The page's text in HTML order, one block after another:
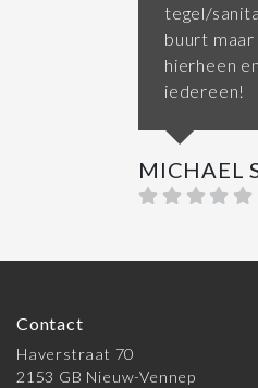
tegel/
buurt
hierheen
iedereen!
MICHAEL
Contact
Haverstraat 70
2153 GB Nieuw-Vennep